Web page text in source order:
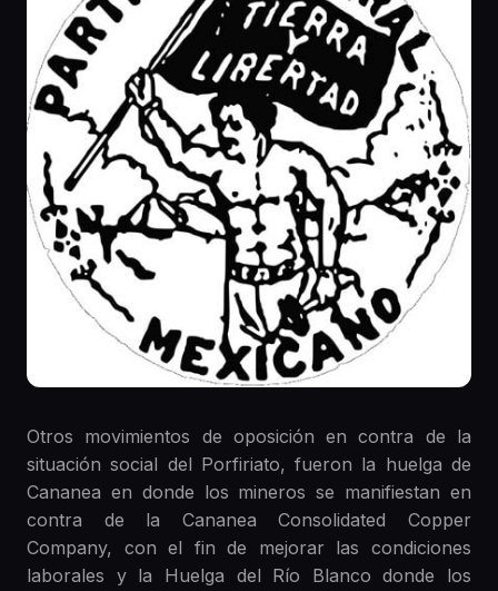
Otros movimientos de oposición en contra de la
situación social del Porfiriato, fueron la huelga de
Cananea en donde los mineros se manifiestan en
contra de la Cananea Consolidated Copper
Company, con el fin de mejorar las condiciones
laborales y la Huelga del Río Blanco donde los